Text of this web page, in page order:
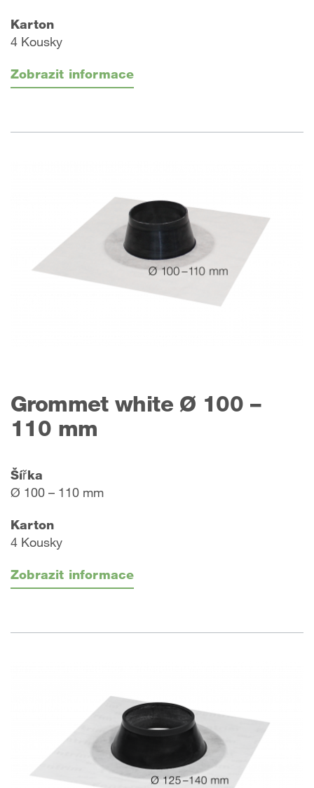
Karton
4 Kousky
Zobrazit informace
Grommet white Ø 100 –
110 mm
Šířka
Ø 100 – 110 mm
Karton
4 Kousky
Zobrazit informace